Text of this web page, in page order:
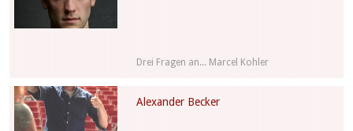
Drei Fragen an... Marcel Kohler
Alexander Becker